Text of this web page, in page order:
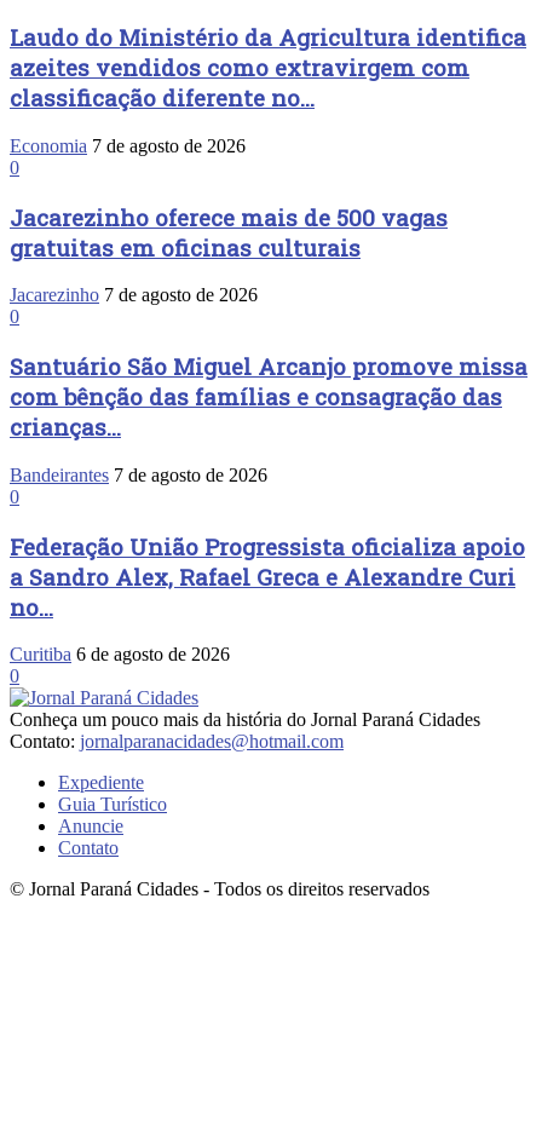
Laudo do Ministério da Agricultura identifica
azeites vendidos como extravirgem com
classificação diferente no...
Economia 7 de agosto de 2026
0
Jacarezinho oferece mais de 500 vagas
gratuitas em oficinas culturais
Jacarezinho 7 de agosto de 2026
0
Santuário São Miguel Arcanjo promove missa
com bênção das famílias e consagração das
crianças...
Bandeirantes 7 de agosto de 2026
0
Federação União Progressista oficializa apoio
a Sandro Alex, Rafael Greca e Alexandre Curi
no...
Curitiba 6 de agosto de 2026
0
Conheça um pouco mais da história do Jornal Paraná Cidades
Contato: jornalparanacidades@hotmail.com
Expediente
Guia Turístico
Anuncie
Contato
© Jornal Paraná Cidades - Todos os direitos reservados